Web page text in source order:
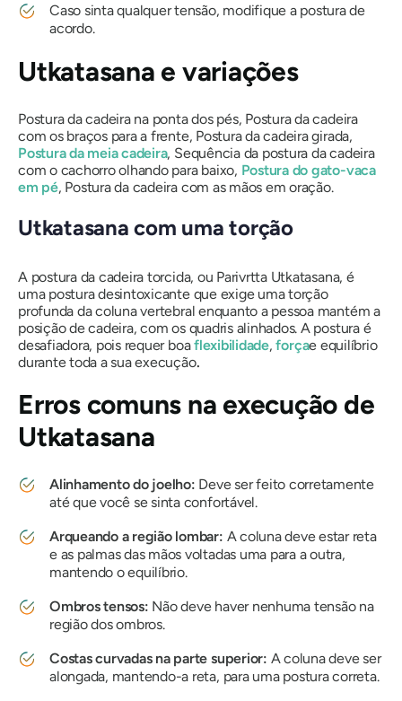
Caso sinta qualquer tensão, modifique a postura de
acordo.
Utkatasana e variações
Postura da cadeira na ponta dos pés, Postura da cadeira
com os braços para a frente, Postura da cadeira girada,
Postura da meia cadeira, Sequência da postura da cadeira
com o cachorro olhando para baixo, Postura do gato-vaca
em pé, Postura da cadeira com as mãos em oração.
Utkatasana com uma torção
A postura da cadeira torcida, ou Parivrtta Utkatasana, é
uma postura desintoxicante que exige uma torção
profunda da coluna vertebral enquanto a pessoa mantém a
posição de cadeira, com os quadris alinhados. A postura é
desafiadora, pois requer boaflexibilidade,forçae equilíbrio
durante toda a sua execução.
Erros comuns na execução de
Utkatasana
Alinhamento do joelho: Deve ser feito corretamente
até que você se sinta confortável.
Arqueando a região lombar: A coluna deve estar reta
e as palmas das mãos voltadas uma para a outra,
mantendo o equilíbrio.
Ombros tensos: Não deve haver nenhuma tensão na
região dos ombros.
Costas curvadas na parte superior: A coluna deve ser
alongada, mantendo-a reta, para uma postura correta.